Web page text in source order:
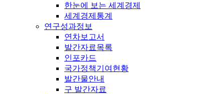
한눈에 보는 세계경제
세계경제통계
연구성과정보
연차보고서
발간자료목록
인포카드
국가정책기여현황
발간물안내
구 발간자료